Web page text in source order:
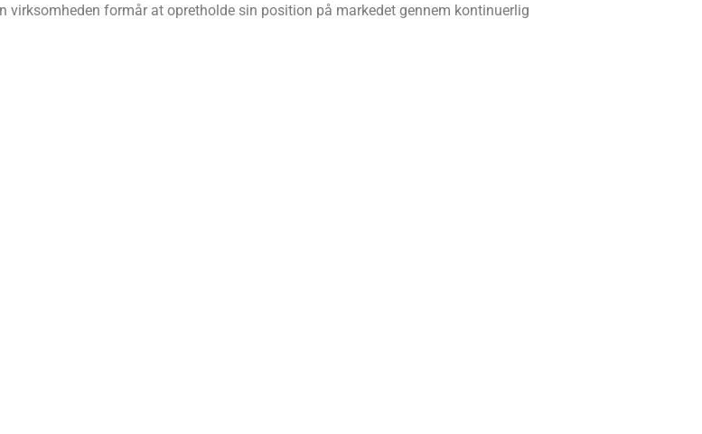
virksomheden formår at opretholde sin position på markedet gennem kontinuerlig